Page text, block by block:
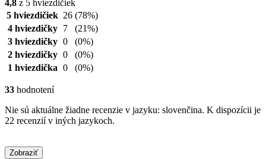
4,8 z 5 hviezdičiek
5 hviezdičiek 26 (78%)
4 hviezdičky
7
(21%)
3 hviezdičky 0
(0%)
2 hviezdičky 0
(0%)
1 hviezdička 0 (0%)
33 hodnotení
Nie sú aktuálne žiadne recenzie v jazyku: slovenčina. K dispozícii je
22 recenzií v iných jazykoch.
Zobraziť